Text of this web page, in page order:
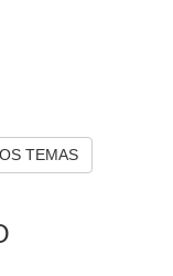
TEMAS